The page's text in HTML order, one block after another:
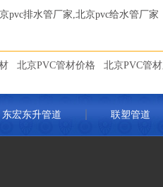
pvc排水管厂家,北京pvc给水管厂家
北京PVC管材价格 北京PVC管
东宏东升管道 联塑管道